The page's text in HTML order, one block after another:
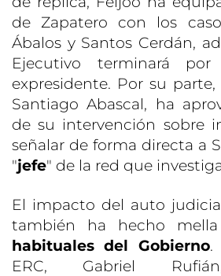
de Zapatero con los
Ábalos y Santos Cerdán,
Ejecutivo terminará
expresidente. Por su parte,
Santiago Abascal, ha
de su intervención sobre
señalar de forma directa a
"jefe" de la red que
El impacto del auto
también ha hecho
habituales del Gobierno.
ERC, Gabriel